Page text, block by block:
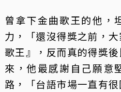
曾拿下金曲歌王的他，
力，「還沒得獎之前，
歌王』，反而真的得獎
來，他最感謝自己願意
路，「台語市場一直有